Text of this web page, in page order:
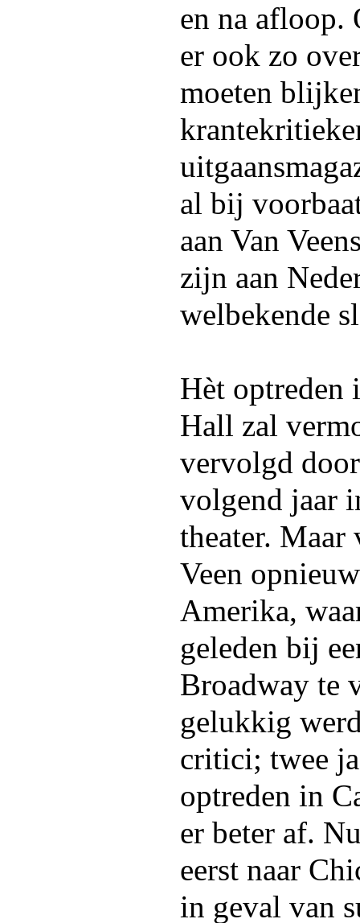
en na afloop.
er ook zo
moeten
al bij
aan Van
zijn aan
welbekende
Hèt optreden
Hall zal
vervolgd
volgend jaar
theater. Maar
Veen
Amerika,
geleden bij
Broadway te
gelukkig
critici; twee
optreden in
er beter af.
eerst naar
in geval van